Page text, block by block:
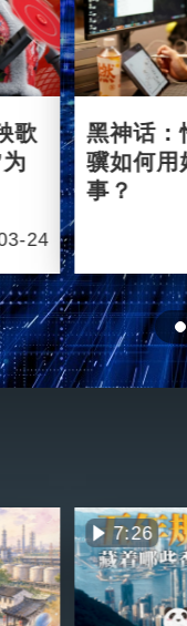
歌
24
黑神话：
骥如何用
事？
7:26